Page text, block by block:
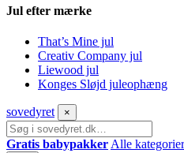
Jul efter mærke
That’s Mine jul
Creativ Company jul
Liewood jul
Konges Sløjd juleophæng
sovedyret ×
Gratis babypakker Alle kategorier